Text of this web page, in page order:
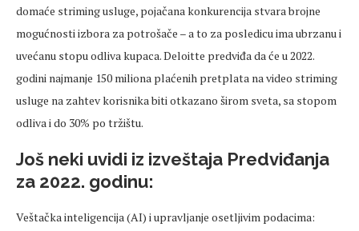
domaće striming usluge, pojačana konkurencija stvara brojne
mogućnosti izbora za potrošače – a to za posledicu ima ubrzanu i
uvećanu stopu odliva kupaca. Deloitte predviđa da će u 2022.
godini najmanje 150 miliona plaćenih pretplata na video striming
usluge na zahtev korisnika biti otkazano širom sveta, sa stopom
odliva i do 30% po tržištu.
Još neki uvidi iz izveštaja Predviđanja
za 2022. godinu:
Veštačka inteligencija (AI) i upravljanje osetljivim podacima: